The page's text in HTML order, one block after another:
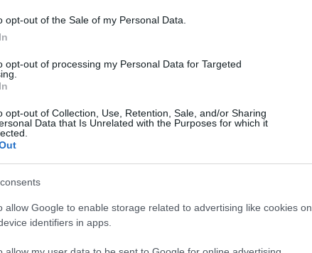
opt-out of the Sale of my Personal Data.
opt-out of processing my Personal Data for Targeted
opt-out of Collection, Use, Retention, Sale, and/or Sharing
Data that Is Unrelated with the Purposes for which it
allow Google to enable storage related to advertising like cookies on
identifiers in apps.
bunyózó, pizzázó hősökről szól, hanem magányos,
mögött veszteség és személyes bosszú áll. Ez a
karakterközpontú akciójátékhoz, mint egy
választása ebből a szempontból kifejezetten
látványos és technikás, a karakterek mozgása
Ronin esetében pont erre lehet szükség: olyan
egyszerűen ellenfeleket üt le, hanem minden
a düh, amely előre hajtja.
neve nem most találkozik először. A stúdió
Mutants in Manhattanen is dolgozott, amely
a mostani bejelentésben van némi óvatosságra
A The Last Ronin sokkal erősebb, karakteresebb